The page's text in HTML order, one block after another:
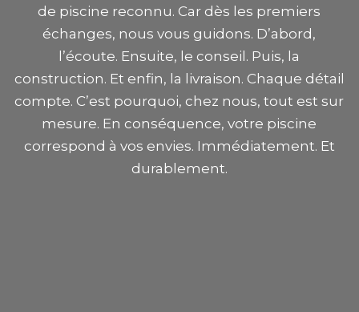
de piscine reconnu. Car dès les premiers
échanges, nous vous guidons. D’abord,
l’écoute. Ensuite, le conseil. Puis, la
construction. Et enfin, la livraison. Chaque détail
compte. C’est pourquoi, chez nous, tout est sur
mesure. En conséquence, votre piscine
correspond à vos envies. Immédiatement. Et
durablement.